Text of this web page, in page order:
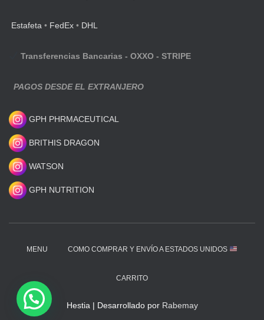
Estafeta • FedEx • DHL
Transferencias Bancarias - OXXO - STRIPE
PAGOS DESDE EL EXTRANJERO
GPH PHRMACEUTICAL
BRITHIS DRAGON
WATSON
GPH NUTRITION
MENU COMO COMPRAR Y ENVÍO A ESTADOS UNIDOS
CARRITO
Hestia | Desarrollado por Rabemay